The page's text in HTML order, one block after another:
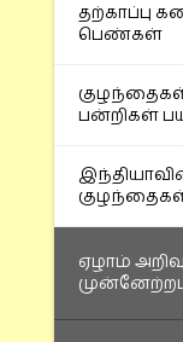
தற்காப்பு
பெண்கள்
குழந்தைகள்
பன்றிகள்
ஏழாம்